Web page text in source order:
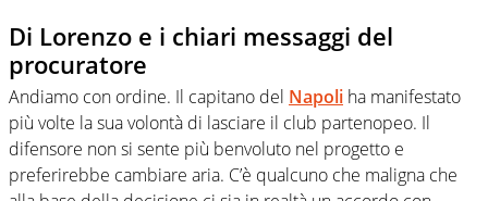
Di Lorenzo e i chiari messaggi del
procuratore
Andiamo con ordine. Il capitano del Napoli ha manifestato
più volte la sua volontà di lasciare il club partenopeo. Il
difensore non si sente più benvoluto nel progetto e
preferirebbe cambiare aria. C’è qualcuno che maligna che